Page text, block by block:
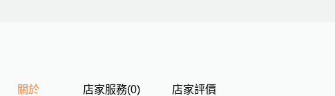
關於 店家服務(0) 店家評價